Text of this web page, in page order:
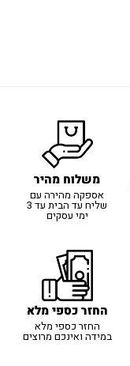
משלוח מהיר
אספקה מהירה עם
שליח עד הבית עד 3
ימי עסקים
החזר כספי מלא
החזר כספי מלא
במידה ואינכם מרוצים